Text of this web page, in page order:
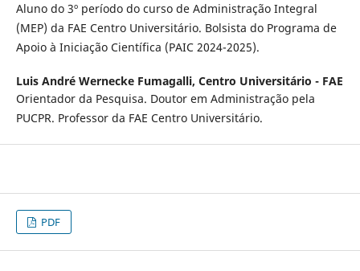
Aluno do 3º período do curso de Administração Integral
(MEP) da FAE Centro Universitário. Bolsista do Programa de
Apoio à Iniciação Científica (PAIC 2024-2025).
Luis André Wernecke Fumagalli, Centro Universitário - FAE
Orientador da Pesquisa. Doutor em Administração pela
PUCPR. Professor da FAE Centro Universitário.
PDF